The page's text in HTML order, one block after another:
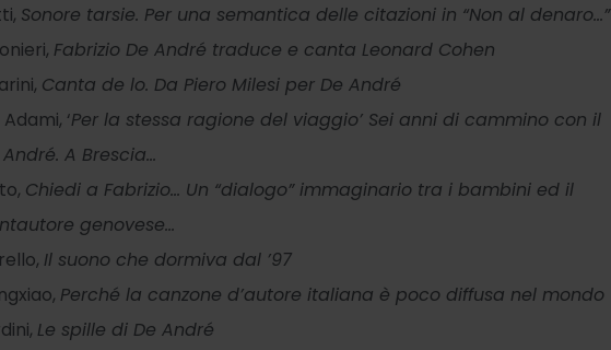
Sonore tarsie. Per una semantica delle citazioni in “Non al denaro…”
Fabrizio De André traduce e canta Leonard Cohen
Canta de lo. Da Piero Milesi per De André
‘Per la stessa ragione del viaggio’ Sei anni di cammino con il
A Brescia…
Chiedi a Fabrizio… Un “dialogo” immaginario tra i bambini ed il
genovese…
Il suono che dormiva dal ’97
Perché la canzone d’autore italiana è poco diffusa nel mondo
Le spille di De André